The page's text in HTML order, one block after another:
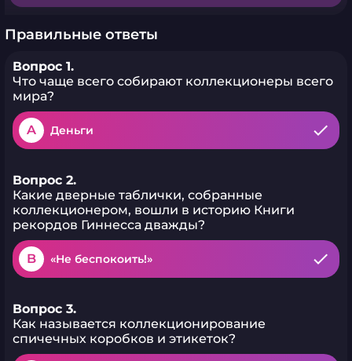
Правильные ответы
Вопрос 1.
Что чаще всего собирают коллекционеры всего
мира?
A Деньги
Вопрос 2.
Какие дверные таблички, собранные
коллекционером, вошли в историю Книги
рекордов Гиннесса дважды?
B «Не беспокоить!»
Вопрос 3.
Как называется коллекционирование
спичечных коробков и этикеток?